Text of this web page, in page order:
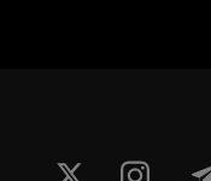
$1,905.98